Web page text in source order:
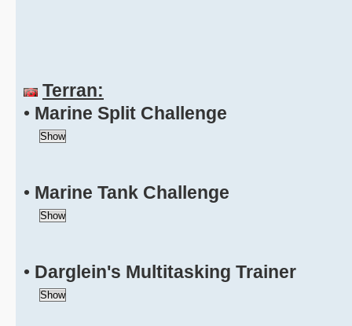
Terran:
• Marine Split Challenge
• Marine Tank Challenge
• Darglein's Multitasking Trainer